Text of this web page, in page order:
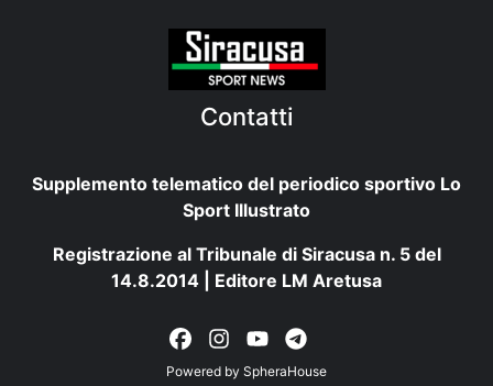
Contatti
Supplemento telematico del periodico sportivo Lo
Sport Illustrato
Registrazione al Tribunale di Siracusa n. 5 del
14.8.2014 | Editore LM Aretusa
Powered by SpheraHouse